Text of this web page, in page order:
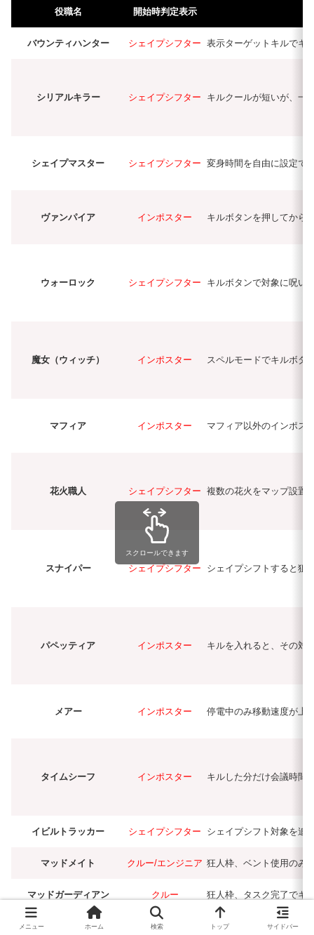
役職名 開始時判定表示
バウンティハンター シェイプシフター 表示ターゲットキルでキ
シリアルキラー シェイプシフター キルクールが短いが、一
シェイプマスター シェイプシフター 変身時間を自由に設定で
ヴァンパイア インポスター キルボタンを押してから
ウォーロック シェイプシフター キルボタンで対象に呪い
魔女（ウィッチ） インポスター スペルモードでキルボタ
マフィア インポスター マフィア以外のインポス
花火職人 シェイプシフター 複数の花火をマップ設置
スナイパー シェイプシフター シェイプシフトすると狙
パペッティア インポスター キルを入れると、その対
メアー インポスター 停電中のみ移動速度が上
タイムシーフ インポスター キルした分だけ会議時間
イビルトラッカー シェイプシフター シェイプシフト対象を追
マッドメイト クルー/エンジニア 狂人枠、ベント使用のみ
マッドガーディアン クルー 狂人枠、タスク完了でキ
スクロールできます
メニュー ホーム 検索 トップ サイドバー